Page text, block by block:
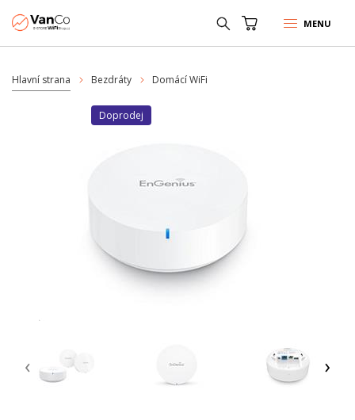
MENU
Hlavní strana Bezdráty Domácí WiFi
Doprodej
‹ ›